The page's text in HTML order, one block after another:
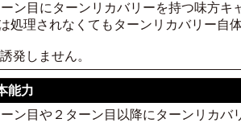
ン目にターンリカバリーを持つ味方
処理されなくてもターンリカバリー自
発しません。
能力
ン目や２ターン目以降にターンリカ